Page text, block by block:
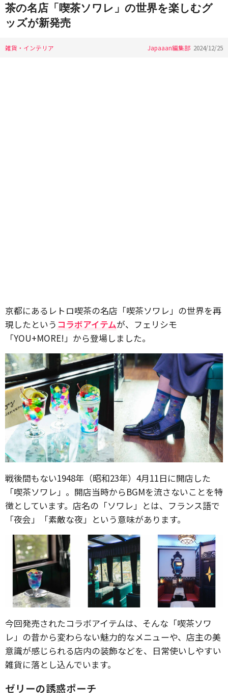
茶の名店「喫茶ソワレ」の世界を楽しむグ
ッズが新発売
雑貨・インテリア Japaaan編集部 2024/12/25
京都にあるレトロ喫茶の名店「喫茶ソワレ」の世界を再
現したという コラボアイテムが、フェリシモ
「YOU+MORE!」から登場しました。
戦後間もない1948年（昭和23年）4月11日に開店した
「喫茶ソワレ」。開店当時からBGMを流さないことを特
徴としています。店名の「ソワレ」とは、フランス語で
「夜会」「素敵な夜」という意味があります。
今回発売されたコラボアイテムは、そんな「喫茶ソワ
レ」の昔から変わらない魅力的なメニューや、店主の美
意識が感じられる店内の装飾などを、日常使いしやすい
雑貨に落とし込んでいます。
ゼリーの誘惑ポーチ